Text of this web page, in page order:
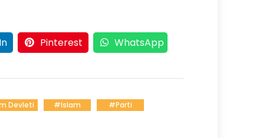
Pinterest WhatsApp
Devleti #islam #parti